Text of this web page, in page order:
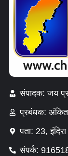
संपादक: जय
प्रबंधक: अंकित
पता: 23,
संपर्क: